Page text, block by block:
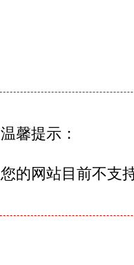
温馨提示：
您的网站目前不支